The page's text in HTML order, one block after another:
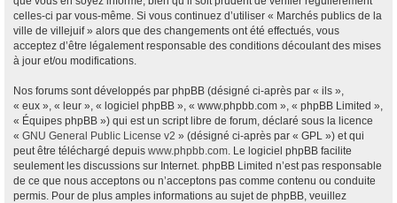
celles-ci par vous-même. Si vous continuez d’utiliser « Marchés publics de la
ville de villejuif » alors que des changements ont été effectués, vous
acceptez d’être légalement responsable des conditions découlant des mises
à jour et/ou modifications.
Nos forums sont développés par phpBB (désigné ci-après par « ils »,
« eux », « leur », « logiciel phpBB », « www.phpbb.com », « phpBB Limited »,
« Équipes phpBB ») qui est un script libre de forum, déclaré sous la licence
« GNU General Public License v2 » (désigné ci-après par « GPL ») et qui
peut être téléchargé depuis www.phpbb.com. Le logiciel phpBB facilite
seulement les discussions sur Internet. phpBB Limited n’est pas responsable
de ce que nous acceptons ou n’acceptons pas comme contenu ou conduite
permis. Pour de plus amples informations au sujet de phpBB, veuillez